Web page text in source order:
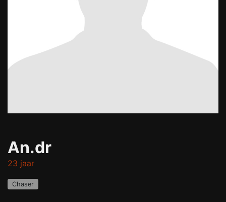
An.dr
23 jaar
Chaser